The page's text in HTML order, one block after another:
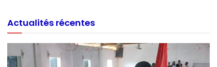
Actualités récentes